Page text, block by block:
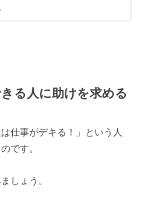
る人に助けを求める
仕事がデキる！」という人
です。
しょう。